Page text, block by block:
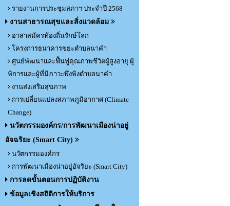
รายงานการประชุมสภาฯ ประจำปี 2568
งานสาธารณสุขและสิ่งแวดล้อม
อาสาสมัครท้องถิ่นรักษ์โลก
โครงการธนาคารขยะตำบลนาคำ
ศูนย์พัฒนาและฟื้นฟูคุณภาพชีวิตผู้สูงอายุ ผู้
พิการและผู้ที่มีภาวะพึ่งพิงตำบลนาคำ
งานส่งเสริมสุขภาพ
การเปลี่ยนแปลงสภาพภูมิอากาศ (Climate
Change)
นวัตกรรมองค์กร/การพัฒนาเมืองน่าอยู่
อัจฉริยะ (Smart City)
นวัตกรรมองค์กร
การพัฒนาเมืองน่าอยู่อัจริยะ (Smart City)
การลดขั้นตอนการปฏิบัติงาน
ข้อมูลเชิงสถิติการให้บริการ